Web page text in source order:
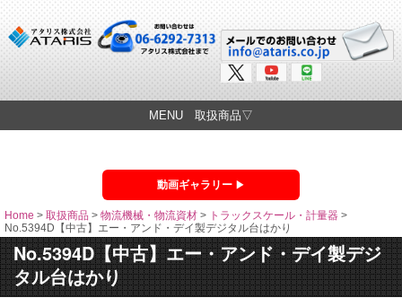
MENU 取扱商品▽
動画ギャラリー
Home > 取扱商品 > 物流機械・物流資材 > トラックスケール・計量器 >
No.5394D【中古】エー・アンド・デイ製デジタル台はかり
No.5394D【中古】エー・アンド・デイ製デジ
タル台はかり